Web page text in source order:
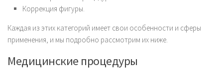
Коррекция фигуры.
Каждая из этих категорий имеет свои особенности и сферы
применения, и мы подробно рассмотрим их ниже.
Медицинские процедуры